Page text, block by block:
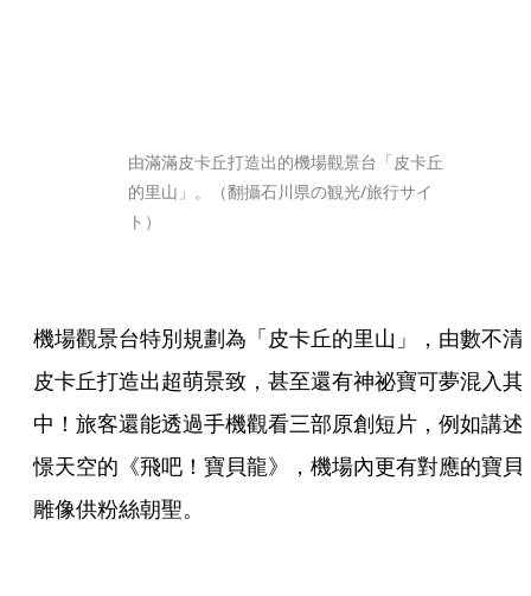
由滿滿皮卡丘打造出的機場觀景台「皮卡丘
的里山」。（翻攝石川県の観光/旅行サイ
ト）
機場觀景台特別規劃為「皮卡丘的里山」，由數不清
皮卡丘打造出超萌景致，甚至還有神祕寶可夢混入其
中！旅客還能透過手機觀看三部原創短片，例如講述
憬天空的《飛吧！寶貝龍》，機場內更有對應的寶貝
雕像供粉絲朝聖。